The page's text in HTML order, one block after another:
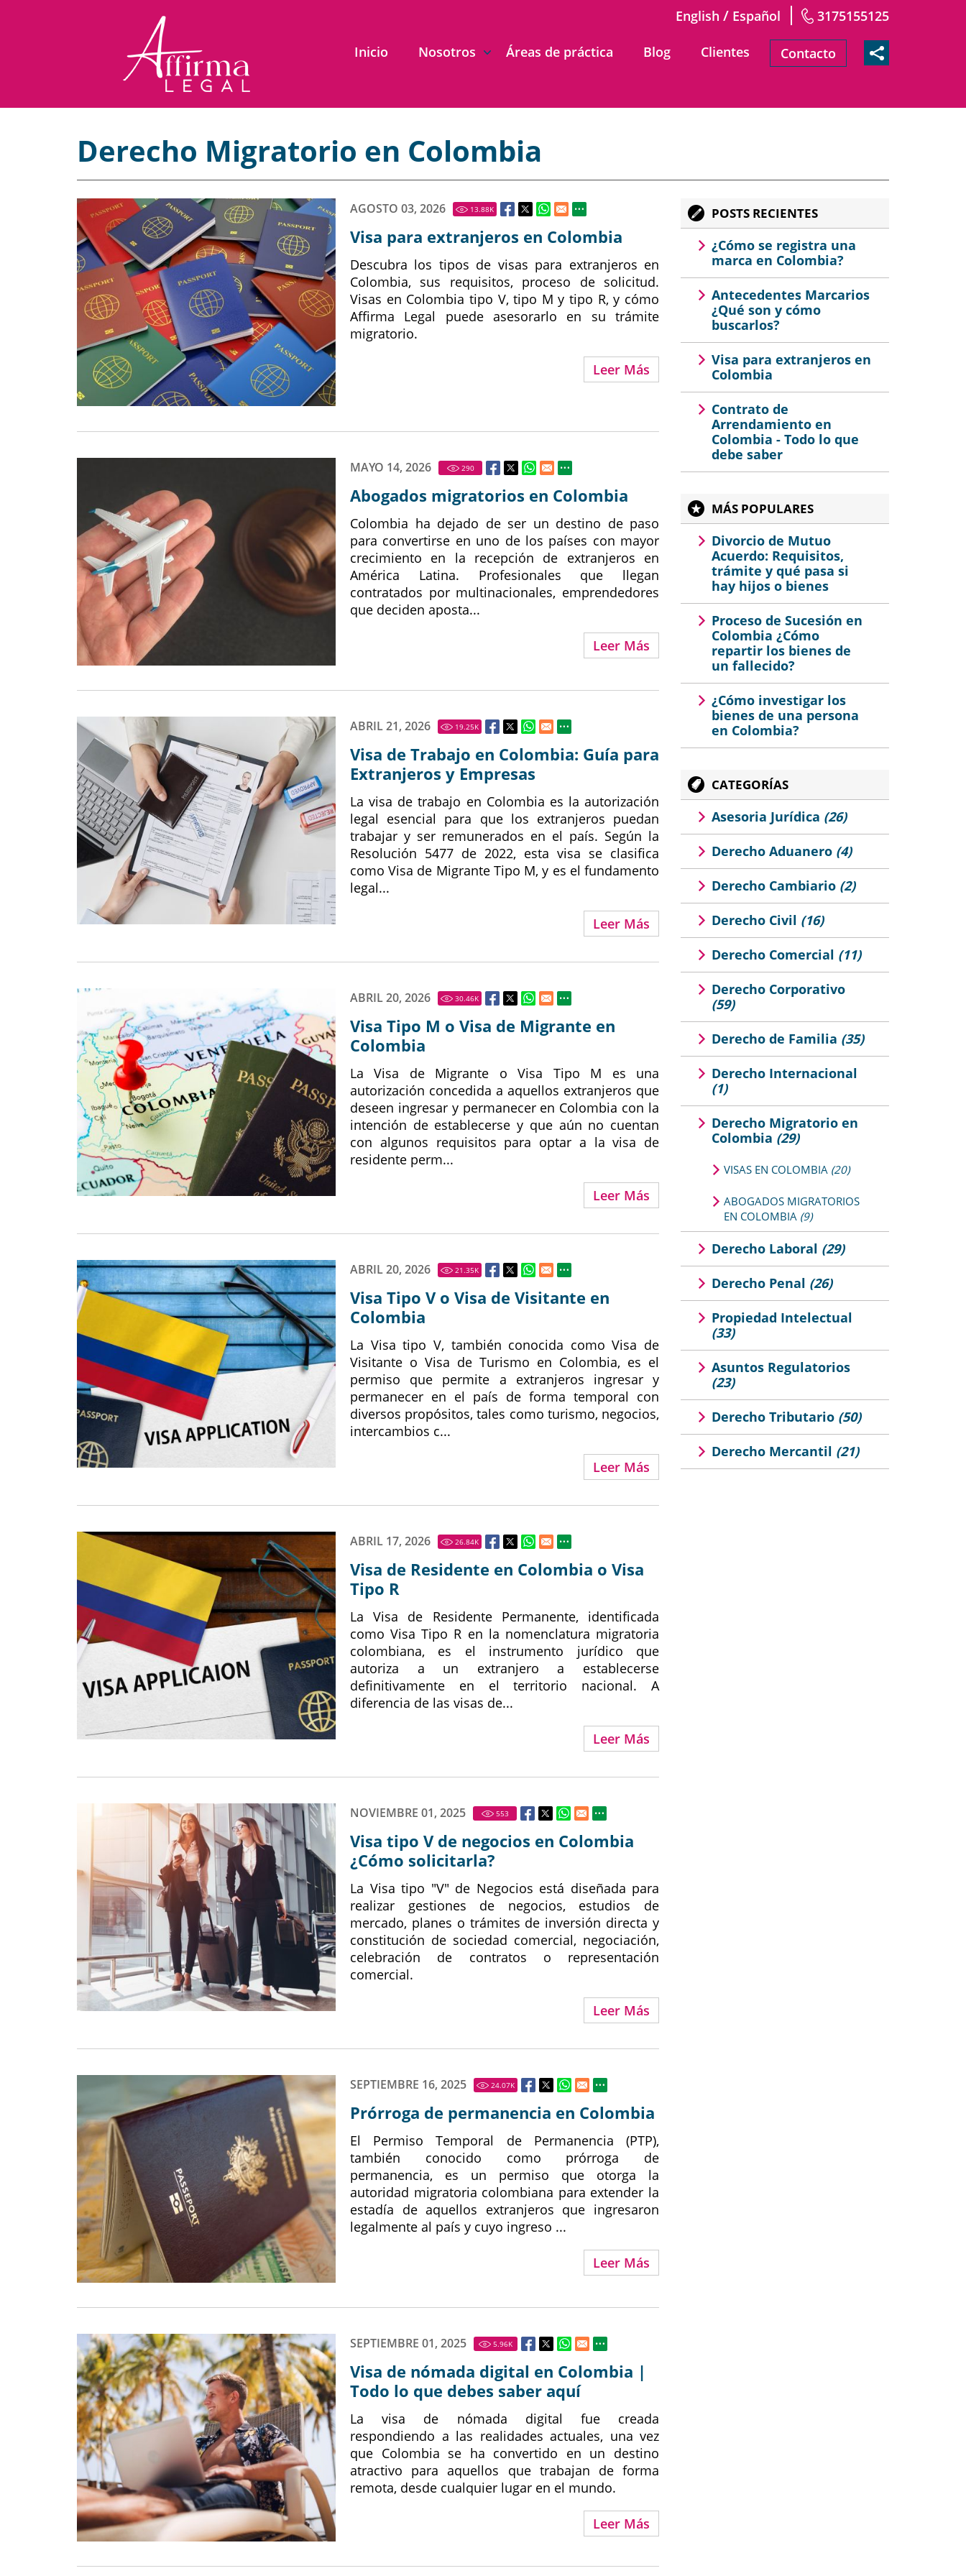
English / Español 3175155125
Inicio Nosotros Áreas de práctica Blog Clientes Contacto
Derecho Migratorio en Colombia
AGOSTO 03, 2026 13.88K
Visa para extranjeros en Colombia
Descubra los tipos de visas para extranjeros en
Colombia, sus requisitos, proceso de solicitud.
Visas en Colombia tipo V, tipo M y tipo R, y cómo
Affirma Legal puede asesorarlo en su trámite
migratorio.
Leer Más
MAYO 14, 2026 290
Abogados migratorios en Colombia
Colombia ha dejado de ser un destino de paso
para convertirse en uno de los países con mayor
crecimiento en la recepción de extranjeros en
América Latina. Profesionales que llegan
contratados por multinacionales, emprendedores
que deciden aposta...
Leer Más
ABRIL 21, 2026 19.25K
Visa de Trabajo en Colombia: Guía para
Extranjeros y Empresas
La visa de trabajo en Colombia es la autorización
legal esencial para que los extranjeros puedan
trabajar y ser remunerados en el país. Según la
Resolución 5477 de 2022, esta visa se clasifica
como Visa de Migrante Tipo M, y es el fundamento
legal...
Leer Más
ABRIL 20, 2026 30.46K
Visa Tipo M o Visa de Migrante en
Colombia
La Visa de Migrante o Visa Tipo M es una
autorización concedida a aquellos extranjeros que
deseen ingresar y permanecer en Colombia con la
intención de establecerse y que aún no cuentan
con algunos requisitos para optar a la visa de
residente perm...
Leer Más
ABRIL 20, 2026 21.35K
Visa Tipo V o Visa de Visitante en
Colombia
La Visa tipo V, también conocida como Visa de
Visitante o Visa de Turismo en Colombia, es el
permiso que permite a extranjeros ingresar y
permanecer en el país de forma temporal con
diversos propósitos, tales como turismo, negocios,
intercambios c...
Leer Más
ABRIL 17, 2026 26.84K
Visa de Residente en Colombia o Visa
Tipo R
La Visa de Residente Permanente, identificada
como Visa Tipo R en la nomenclatura migratoria
colombiana, es el instrumento jurídico que
autoriza a un extranjero a establecerse
definitivamente en el territorio nacional. A
diferencia de las visas de...
Leer Más
NOVIEMBRE 01, 2025 553
Visa tipo V de negocios en Colombia
¿Cómo solicitarla?
La Visa tipo "V" de Negocios está diseñada para
realizar gestiones de negocios, estudios de
mercado, planes o trámites de inversión directa y
constitución de sociedad comercial, negociación,
celebración de contratos o representación
comercial.
Leer Más
SEPTIEMBRE 16, 2025 24.07K
Prórroga de permanencia en Colombia
El Permiso Temporal de Permanencia (PTP),
también conocido como prórroga de
permanencia, es un permiso que otorga la
autoridad migratoria colombiana para extender la
estadía de aquellos extranjeros que ingresaron
legalmente al país y cuyo ingreso ...
Leer Más
SEPTIEMBRE 01, 2025 5.96K
Visa de nómada digital en Colombia |
Todo lo que debes saber aquí
La visa de nómada digital fue creada
respondiendo a las realidades actuales, una vez
que Colombia se ha convertido en un destino
atractivo para aquellos que trabajan de forma
remota, desde cualquier lugar en el mundo.
Leer Más
POSTS RECIENTES
¿Cómo se registra una
marca en Colombia?
Antecedentes Marcarios
¿Qué son y cómo
buscarlos?
Visa para extranjeros en
Colombia
Contrato de
Arrendamiento en
Colombia - Todo lo que
debe saber
MÁS POPULARES
Divorcio de Mutuo
Acuerdo: Requisitos,
trámite y qué pasa si
hay hijos o bienes
Proceso de Sucesión en
Colombia ¿Cómo
repartir los bienes de
un fallecido?
¿Cómo investigar los
bienes de una persona
en Colombia?
CATEGORÍAS
Asesoria Jurídica (26)
Derecho Aduanero (4)
Derecho Cambiario (2)
Derecho Civil (16)
Derecho Comercial (11)
Derecho Corporativo
(59)
Derecho de Familia (35)
Derecho Internacional
(1)
Derecho Migratorio en
Colombia (29)
VISAS EN COLOMBIA (20)
ABOGADOS MIGRATORIOS
EN COLOMBIA (9)
Derecho Laboral (29)
Derecho Penal (26)
Propiedad Intelectual
(33)
Asuntos Regulatorios
(23)
Derecho Tributario (50)
Derecho Mercantil (21)